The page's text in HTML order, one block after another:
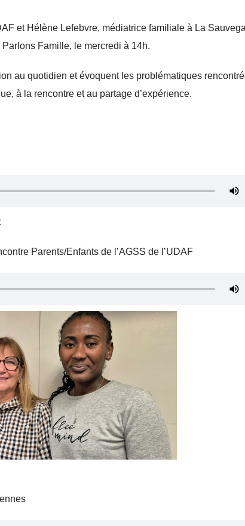
et Hélène Lefebvre, médiatrice familiale à La
Famille, le mercredi à 14h.
au quotidien et évoquent les problématiques
à la rencontre et au partage d’expérience.
Parents/Enfants de l’AGSS de l’UDAF